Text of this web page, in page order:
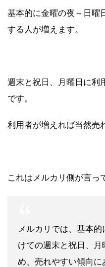
基本的に金曜の夜～日曜
する人が増えます。
週末と祝日、月曜日に利
です。
利用者が増えれば当然売
これはメルカリ側が言っ
メルカリでは、基本
けての週末と祝日、
め、売れやすい傾向